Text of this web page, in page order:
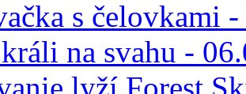
s čelovkami
na svahu -
lyží Forest